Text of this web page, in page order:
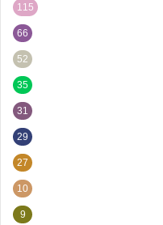
115
66
52
35
31
29
27
10
9